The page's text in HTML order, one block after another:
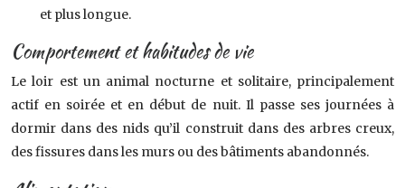
et plus longue.
Comportement et habitudes de vie
Le loir est un animal nocturne et solitaire, principalement
actif en soirée et en début de nuit. Il passe ses journées à
dormir dans des nids qu’il construit dans des arbres creux,
des fissures dans les murs ou des bâtiments abandonnés.